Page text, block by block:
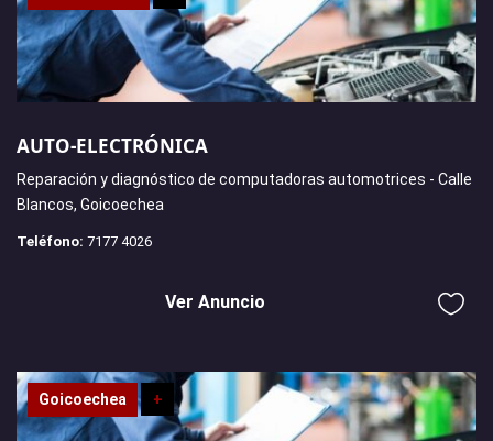
AUTO-ELECTRÓNICA
Reparación y diagnóstico de computadoras automotrices - Calle
Blancos, Goicoechea
Teléfono: 7177 4026
Ver Anuncio
Goicoechea +